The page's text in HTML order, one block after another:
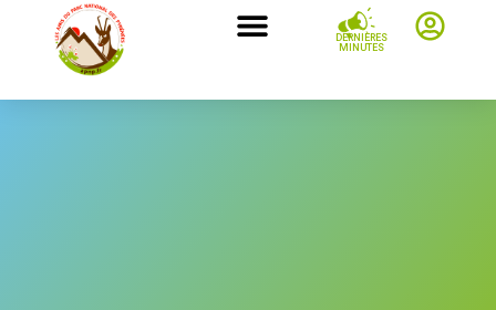
DERNIÈRES
MINUTES